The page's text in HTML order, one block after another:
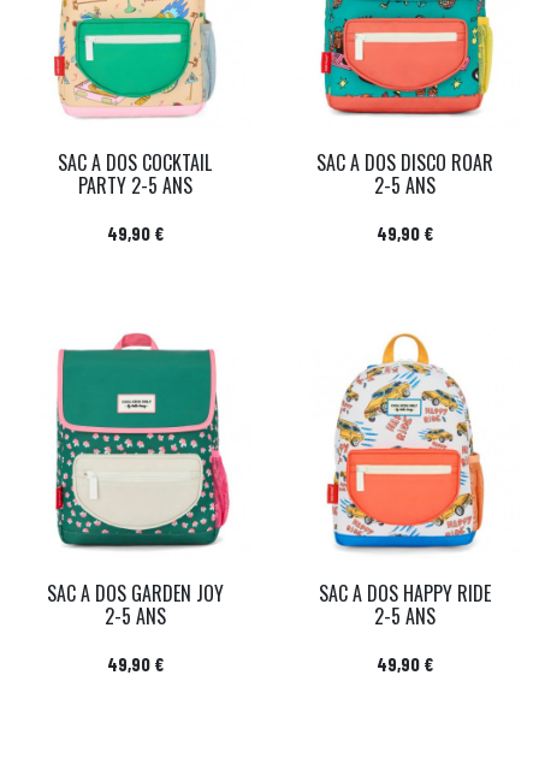
SAC A DOS COCKTAIL
PARTY 2-5 ANS
Prix
49,90 €
SAC A DOS DISCO ROAR
2-5 ANS
Prix
49,90 €
SAC A DOS GARDEN JOY
2-5 ANS
Prix
49,90 €
SAC A DOS HAPPY RIDE
2-5 ANS
Prix
49,90 €